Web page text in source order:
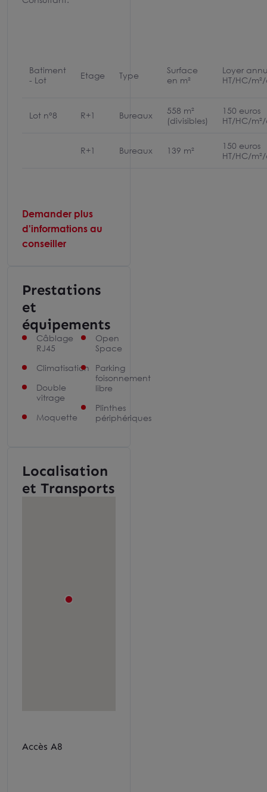
Batiment
- Lot
Etage Type
Surface
en m²
Loyer
HT/HC/
Lot n°8 R+1 Bureaux
558 m²
(divisibles)
150 euros
HT/HC/
R+1 Bureaux 139 m²
150 euros
HT/HC/
Demander plus
d'informations au
conseiller
Prestations
et
équipements
Câblage
RJ45
Climatisation
Double
vitrage
Moquette
Open
Space
Parking
foisonnement
libre
Plinthes
périphériques
Localisation
et Transports
Accès A8